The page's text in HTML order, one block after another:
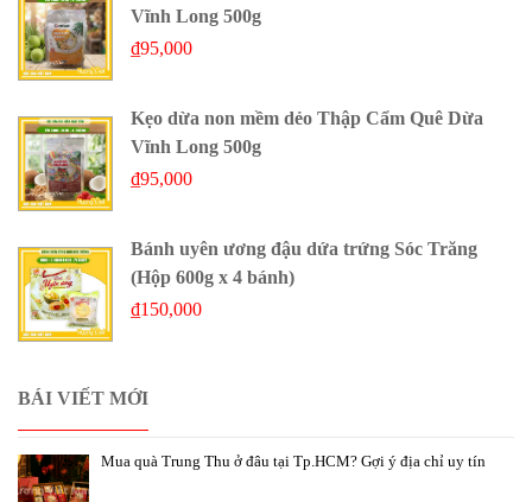
Vĩnh Long 500g
₫95,000
Kẹo dừa non mềm dẻo Thập Cẩm Quê Dừa
Vĩnh Long 500g
₫95,000
Bánh uyên ương đậu dứa trứng Sóc Trăng
(Hộp 600g x 4 bánh)
₫150,000
BÁI VIẾT MỚI
Mua quà Trung Thu ở đâu tại Tp.HCM? Gợi ý địa chỉ uy tín